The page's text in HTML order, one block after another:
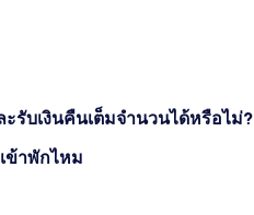
รับเงินคืนเต็มจำนวนได้หรือไม่?
ข้าพักไหม